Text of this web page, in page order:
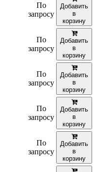
По
запросу
Добавить
в
корзину
По
запросу
Добавить
в
корзину
По
запросу
Добавить
в
корзину
По
запросу
Добавить
в
корзину
По
запросу
Добавить
в
корзину